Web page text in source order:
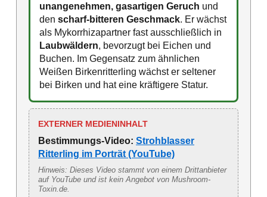
unangenehmen, gasartigen Geruch und
den scharf-bitteren Geschmack. Er wächst
als Mykorrhizapartner fast ausschließlich in
Laubwäldern, bevorzugt bei Eichen und
Buchen. Im Gegensatz zum ähnlichen
Weißen Birkenritterling wächst er seltener
bei Birken und hat eine kräftigere Statur.
EXTERNER MEDIENINHALT
Bestimmungs-Video: Strohblasser
Ritterling im Porträt (YouTube)
Hinweis: Dieses Video stammt von einem Drittanbieter
auf YouTube und ist kein Angebot von Mushroom-
Toxin.de.